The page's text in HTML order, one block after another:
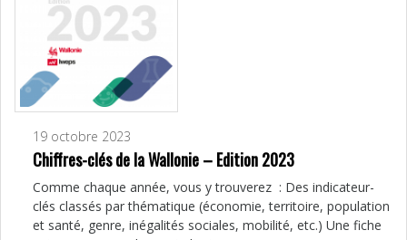
19 octobre 2023
Chiffres-clés de la Wallonie – Edition 2023
Comme chaque année, vous y trouverez : Des indicateur-
clés classés par thématique (économie, territoire, population
et santé, genre, inégalités sociales, mobilité, etc.) Une fiche